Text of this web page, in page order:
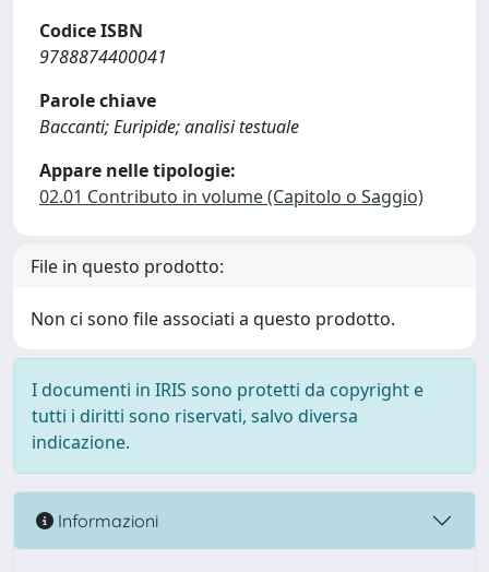
Codice ISBN
9788874400041
Parole chiave
Baccanti; Euripide; analisi testuale
Appare nelle tipologie:
02.01 Contributo in volume (Capitolo o Saggio)
File in questo prodotto:
Non ci sono file associati a questo prodotto.
I documenti in IRIS sono protetti da copyright e
tutti i diritti sono riservati, salvo diversa
indicazione.
Informazioni